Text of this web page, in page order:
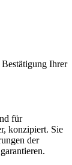
Ihrer
für
konzipiert. Sie
der